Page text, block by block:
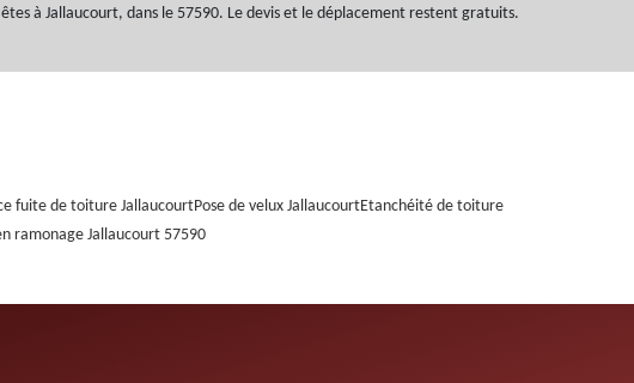
êtes à Jallaucourt, dans le 57590. Le devis et le déplacement restent gratuits.
fuite de toiture JallaucourtPose de velux JallaucourtEtanchéité de toiture
ramonage Jallaucourt 57590